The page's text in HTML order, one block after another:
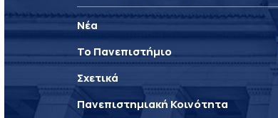
Νέα
Το Πανεπιστήμιο
Σχετικά
Πανεπιστημιακή Κοινότητα